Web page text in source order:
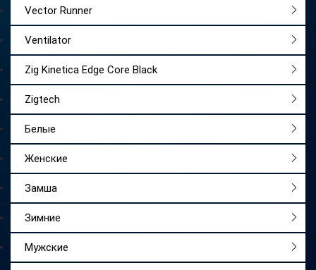
Vector Runner
Ventilator
Zig Kinetica Edge Core Black
Zigtech
Белые
Женские
Замша
Зимние
Мужские